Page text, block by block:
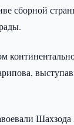
сборной